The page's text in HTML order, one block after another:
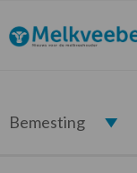
de
hoofdnavigatie
de
hoofd
de
eerste
de
voettekst
Melkveebedrijf.nl
Bemesting